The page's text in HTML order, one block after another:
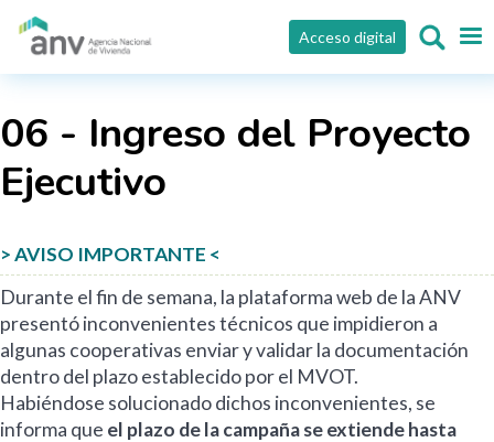
Pasar al contenido principal
Acceso digital
06 - Ingreso del Proyecto
Ejecutivo
> AVISO IMPORTANTE <
Durante el fin de semana, la plataforma web de la ANV
presentó inconvenientes técnicos que impidieron a
algunas cooperativas enviar y validar la documentación
dentro del plazo establecido por el MVOT.
Habiéndose solucionado dichos inconvenientes, se
informa que el plazo de la campaña se extiende hasta